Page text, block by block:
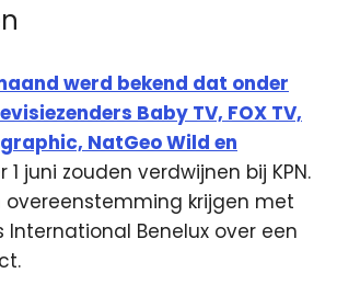
werd bekend dat onder
Baby TV, FOX TV,
NatGeo Wild en
1 juni zouden verdwijnen bij KPN.
overeenstemming krijgen met
International Benelux over een